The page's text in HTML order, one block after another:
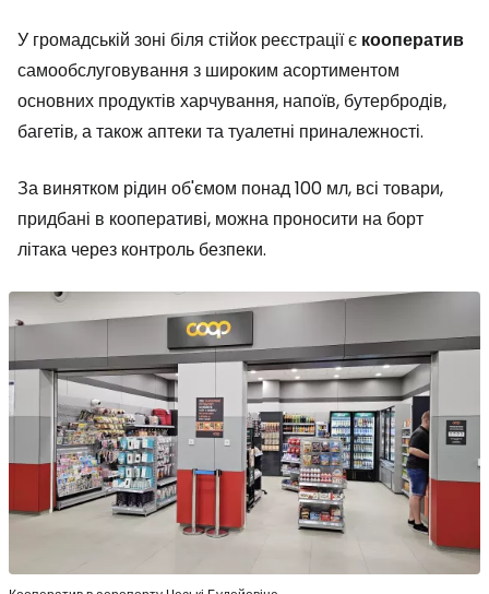
У громадській зоні біля стійок реєстрації є кооператив
самообслуговування з широким асортиментом
основних продуктів харчування, напоїв, бутербродів,
багетів, а також аптеки та туалетні приналежності.
За винятком рідин об'ємом понад 100 мл, всі товари,
придбані в кооперативі, можна проносити на борт
літака через контроль безпеки.